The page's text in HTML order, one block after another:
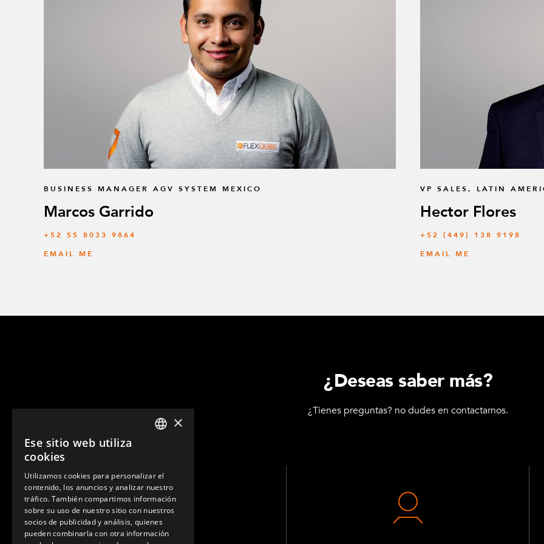
BUSINESS MANAGER AGV SYSTEM MEXICO
Marcos Garrido
+52 55 8033 9864
EMAIL ME
VP SALES, LATIN
Hector Flores
+52 (449) 138 9198
EMAIL ME
¿Deseas saber más?
¿Tienes preguntas? no dudes en contactarnos.
×
Ese sitio web utiliza
cookies
Utilizamos cookies para personalizar el
contenido, los anuncios y analizar nuestro
tráfico. También compartimos información
sobre su uso de nuestro sitio con nuestros
socios de publicidad y análisis, quienes
pueden combinarla con otra información